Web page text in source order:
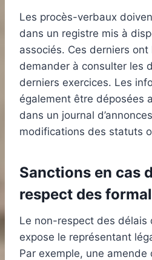
Les procès-verbaux
dans un registre mis à
associés. Ces derniers
demander à consulter les
derniers exercices. Les
également être déposées
dans un journal
modifications des statuts
Sanctions en cas
respect des
Le non-respect des délais
expose le représentant
Par exemple, une